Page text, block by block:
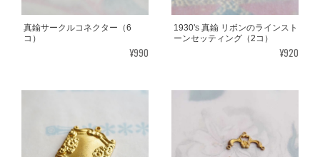
真鍮サークルコネクター（6
コ）
¥990
1930's 真鍮 リボンのラインスト
ーンセッティング（2コ）
¥920